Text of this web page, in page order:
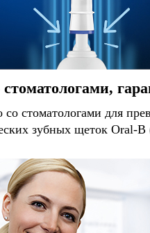
стоматологами,
для
зубных щеток Oral-